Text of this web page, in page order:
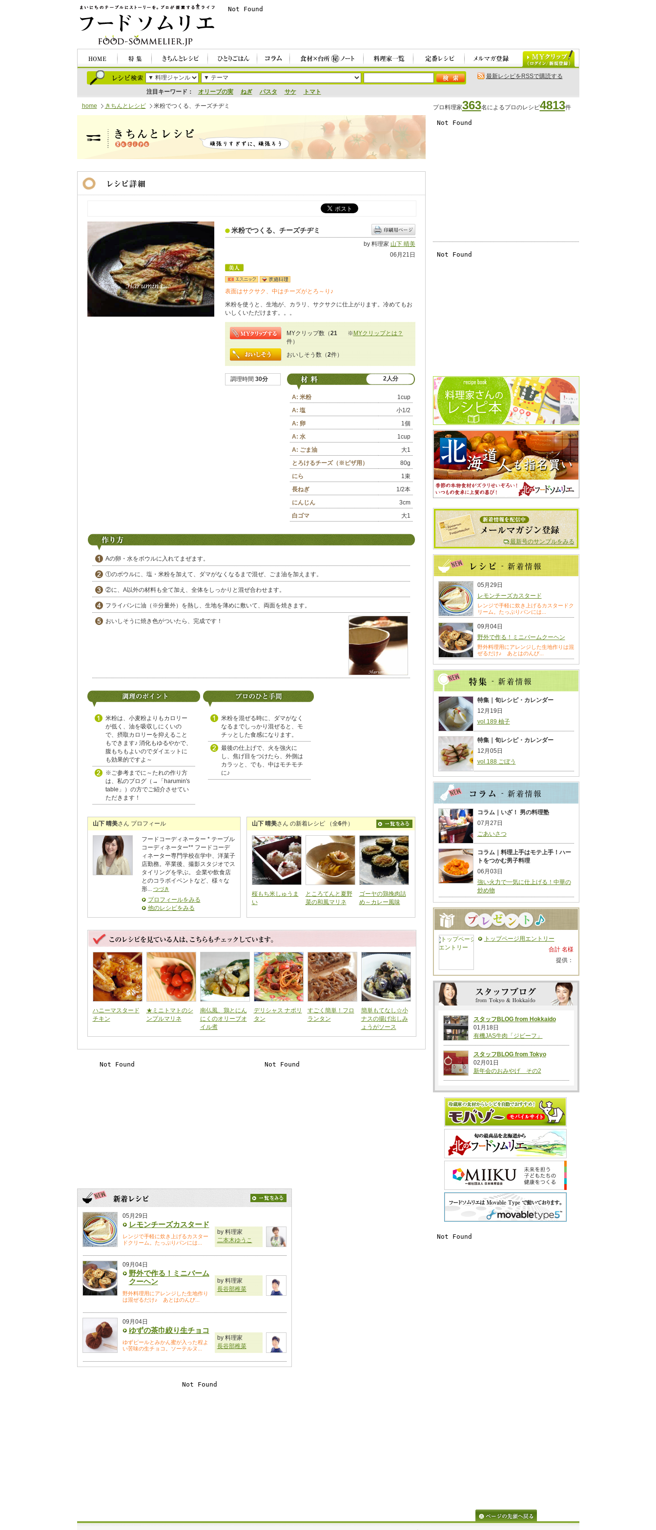
注目キーワード： オリーブの実 ねぎ パスタ サケ トマト
最新レシピをRSSで購読する
home きちんとレシピ 米粉でつくる、チーズチヂミ プロ料理家363名によるプロのレシピ4813件
米粉でつくる、チーズチヂミ
by 料理家 山下 晴美
06月21日
表面はサクサク、中はチーズがとろ～り♪
米粉を使うと、生地が、カラリ、サクサクに仕上がります。冷めてもお
いしくいただけます。。。
MYクリップ数（21
件）
※MYクリップとは？
おいしそう数（2件）
調理時間 30分 2人分
A: 米粉
1cup
A: 塩
小1/2
A: 卵
1個
A: 水
1cup
A: ごま油
大1
とろけるチーズ（※ピザ用）
80g
にら
1束
長ねぎ
1/2本
にんじん
3cm
白ゴマ
大1
Aの卵・水をボウルに入れてまぜます。
①のボウルに、塩・米粉を加えて、ダマがなくなるまで混ぜ、ごま油を加えます。
②に、A以外の材料も全て加え、全体をしっかりと混ぜ合わせます。
フライパンに油（※分量外）を熱し、生地を薄めに敷いて、両面を焼きます。
おいしそうに焼き色がついたら、完成です！
米粉は、小麦粉よりもカロリー
が低く、油を吸収しにくいの
で、摂取カロリーを抑えること
もできます♪ 消化もゆるやかで、
腹もちもよいのでダイエットに
も効果的ですよ～
※ご参考までに～たれの作り方
は、私のブログ（→「harumin's
table」）の方でご紹介させてい
ただきます！
米粉を混ぜる時に、ダマがなく
なるまでしっかり混ぜると、モ
チッとした食感になります。
最後の仕上げで、火を強火に
し、焦げ目をつけたら、外側は
カラッと、でも、中はモチモチ
に♪
山下 晴美さん プロフィール
フードコーディネーター * テーブル
コーディネーター** フードコーデ
ィネーター専門学校在学中、洋菓子
店勤務。卒業後、撮影スタジオでス
タイリングを学ぶ。 企業や飲食店
とのコラボイベントなど、様々な
形... つづき
プロフィールをみる
他のレシピをみる
山下 晴美さん の新着レシピ （全6件）
桜もち米しゅうま
い
ところてんと夏野
菜の和風マリネ
ゴーヤの鶏挽肉詰
め～カレー風味
ハニーマスタード
チキン
★ミニトマトのシ
ンプルマリネ
南仏風、鶏とにん
にくのオリーブオ
イル煮
デリシャス ナポリ
タン
すごく簡単！フロ
ランタン
簡単もてなし☆小
ナスの揚げ出しみ
ょうがソース
05月29日
レモンチーズカスタード
レンジで手軽に炊き上げるカスター
ドクリーム。たっぷりパンには...
by 料理家
二本木ゆうこ
09月04日
野外で作る！ミニバーム
クーヘン
野外料理用にアレンジした生地作り
は混ぜるだけ♪ あとはのんび...
by 料理家
長谷部稚菜
09月04日
ゆずの茶巾絞り生チョコ
ゆずピールとみかん蜜が入った程よ
い苦味の生チョコ。ソーテルヌ...
by 料理家
長谷部稚菜
最新号のサンプルをみる
05月29日
レモンチーズカスタード
レンジで手軽に炊き上げるカスタードク
リーム。たっぷりパンには...
09月04日
野外で作る！ミニバームクーヘン
野外料理用にアレンジした生地作りは混
ぜるだけ♪ あとはのんび...
特集｜旬レシピ・カレンダー
12月19日
vol.189 柚子
特集｜旬レシピ・カレンダー
12月05日
vol.188 ごぼう
コラム｜いざ！ 男の料理塾
07月27日
ごあいさつ
コラム｜料理上手はモテ上手！ハー
トをつかむ男子料理
06月03日
強い火力で一気に仕上げる！中華の
炒め物
トップページ用エントリー
合計 名様
提供：
スタッフBLOG from Hokkaido
01月18日
有機JAS牛肉「ジビーフ」
スタッフBLOG from Tokyo
02月01日
新年会のおみやげ その2